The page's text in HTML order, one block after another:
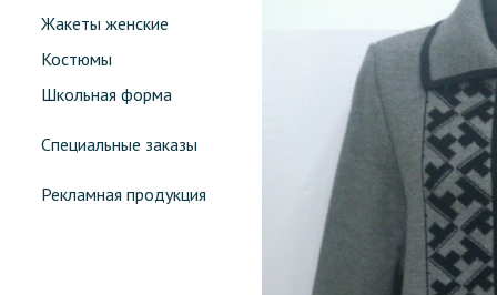
Жакеты женские
Костюмы
Школьная форма
Специальные заказы
Рекламная продукция